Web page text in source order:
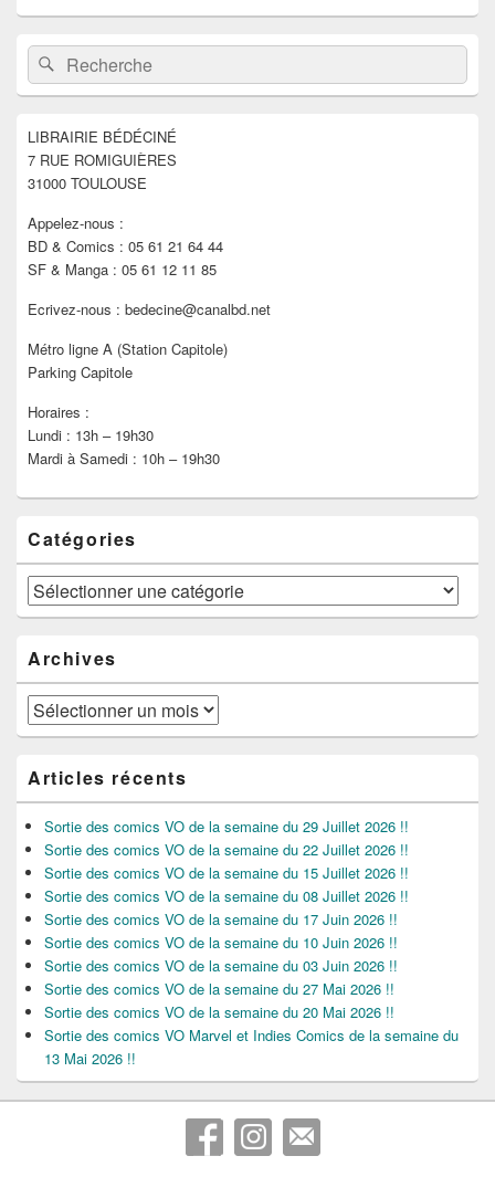
Zone
principale
de
widget
barre
latérale
Recherche :Rechercher
LIBRAIRIE BÉDÉCINÉ
7 RUE ROMIGUIÈRES
31000 TOULOUSE
Appelez-nous :
BD & Comics : 05 61 21 64 44
SF & Manga : 05 61 12 11 85
Ecrivez-nous : bedecine@canalbd.net
Métro ligne A (Station Capitole)
Parking Capitole
Horaires :
Lundi : 13h – 19h30
Mardi à Samedi : 10h – 19h30
Catégories
Catégories
Archives
Archives
Articles récents
Sortie des comics VO de la semaine du 29 Juillet 2026 !!
Sortie des comics VO de la semaine du 22 Juillet 2026 !!
Sortie des comics VO de la semaine du 15 Juillet 2026 !!
Sortie des comics VO de la semaine du 08 Juillet 2026 !!
Sortie des comics VO de la semaine du 17 Juin 2026 !!
Sortie des comics VO de la semaine du 10 Juin 2026 !!
Sortie des comics VO de la semaine du 03 Juin 2026 !!
Sortie des comics VO de la semaine du 27 Mai 2026 !!
Sortie des comics VO de la semaine du 20 Mai 2026 !!
Sortie des comics VO Marvel et Indies Comics de la semaine du
13 Mai 2026 !!